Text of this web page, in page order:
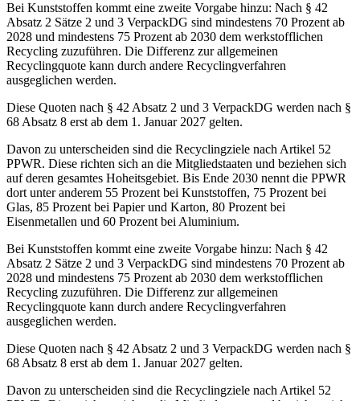
Bei Kunststoffen kommt eine zweite Vorgabe hinzu: Nach § 42
Absatz 2 Sätze 2 und 3 VerpackDG sind mindestens 70 Prozent ab
2028 und mindestens 75 Prozent ab 2030 dem werkstofflichen
Recycling zuzuführen. Die Differenz zur allgemeinen
Recyclingquote kann durch andere Recyclingverfahren
ausgeglichen werden.
Diese Quoten nach § 42 Absatz 2 und 3 VerpackDG werden nach §
68 Absatz 8 erst ab dem 1. Januar 2027 gelten.
Davon zu unterscheiden sind die Recyclingziele nach Artikel 52
PPWR. Diese richten sich an die Mitgliedstaaten und beziehen sich
auf deren gesamtes Hoheitsgebiet. Bis Ende 2030 nennt die PPWR
dort unter anderem 55 Prozent bei Kunststoffen, 75 Prozent bei
Glas, 85 Prozent bei Papier und Karton, 80 Prozent bei
Eisenmetallen und 60 Prozent bei Aluminium.
Bei Kunststoffen kommt eine zweite Vorgabe hinzu: Nach § 42
Absatz 2 Sätze 2 und 3 VerpackDG sind mindestens 70 Prozent ab
2028 und mindestens 75 Prozent ab 2030 dem werkstofflichen
Recycling zuzuführen. Die Differenz zur allgemeinen
Recyclingquote kann durch andere Recyclingverfahren
ausgeglichen werden.
Diese Quoten nach § 42 Absatz 2 und 3 VerpackDG werden nach §
68 Absatz 8 erst ab dem 1. Januar 2027 gelten.
Davon zu unterscheiden sind die Recyclingziele nach Artikel 52